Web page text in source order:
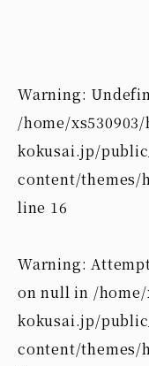
Warning:
/home/
kokusai.jp/
content/themes/
line 16
Warning:
on null in /
kokusai.jp/
content/themes/